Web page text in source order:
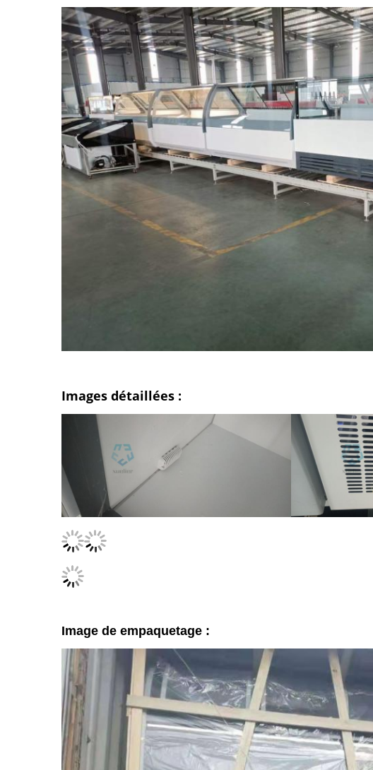
Images détaillées :
Image de empaquetage :